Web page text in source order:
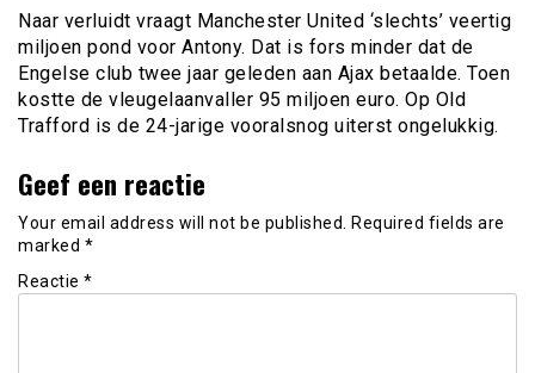
Naar verluidt vraagt Manchester United ‘slechts’ veertig
miljoen pond voor Antony. Dat is fors minder dat de
Engelse club twee jaar geleden aan Ajax betaalde. Toen
kostte de vleugelaanvaller 95 miljoen euro. Op Old
Trafford is de 24-jarige vooralsnog uiterst ongelukkig.
Geef een reactie
Your email address will not be published.
Required fields are
marked *
Reactie *